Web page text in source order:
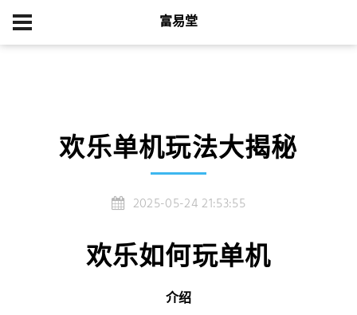
富易堂
欢乐单机玩法大揭秘
2025-05-24 21:53:55
欢乐如何玩单机
介绍